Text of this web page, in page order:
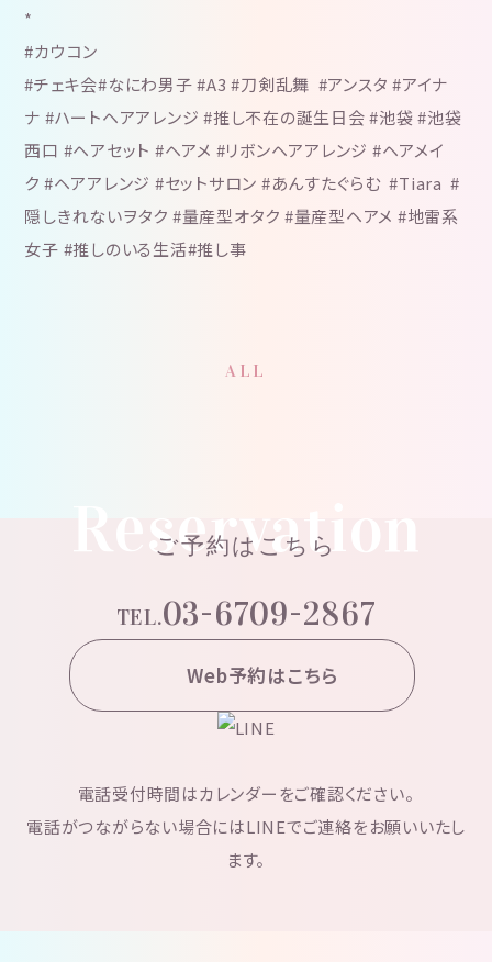
*
#カウコン
#チェキ会#なにわ男子 #A3 #刀剣乱舞 #アンスタ #アイナ
ナ #ハートヘアアレンジ #推し不在の誕生日会 #池袋 #池袋
西口 #ヘアセット #ヘアメ #リボンヘアアレンジ #ヘアメイ
ク #ヘアアレンジ #セットサロン #あんすたぐらむ #Tiara #
隠しきれないヲタク #量産型オタク #量産型ヘアメ #地雷系
女子 #推しのいる生活#推し事
ALL
Reservation
ご予約はこちら
TEL.03-6709-2867
Web予約はこちら
電話受付時間はカレンダーをご確認ください。
電話がつながらない場合にはLINEでご連絡をお願いいたし
ます。